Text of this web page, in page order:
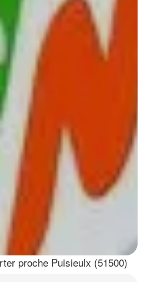
proche Puisieulx (51500)